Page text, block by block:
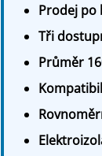
Prodej po
Tři
Průměr